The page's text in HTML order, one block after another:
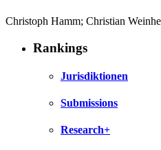
Christoph Hamm; Christian
Rankings
Jurisdiktionen
Submissions
Research+